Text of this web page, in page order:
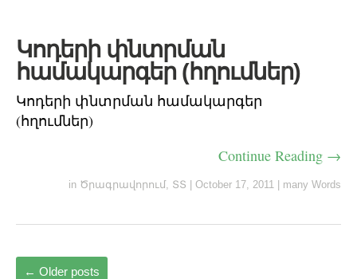
Կոդերի փնտրման
համակարգեր (հղումներ)
Կոդերի փնտրման համակարգեր
(հղումներ)
Continue Reading →
in Ծրագրավորում, ՏՏ October 17, 2011 many Words
← Older posts